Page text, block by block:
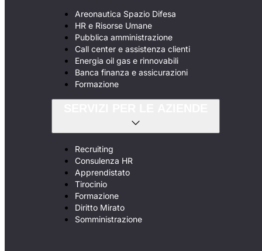
Areonautica Spazio Difesa
HR e Risorse Umane
Pubblica amministrazione
Call center e assistenza clienti
Energia oil gas e rinnovabili
Banca finanza e assicurazioni
Formazione
Recruiting
Consulenza HR
Apprendistato
Tirocinio
Formazione
Diritto Mirato
Somministrazione